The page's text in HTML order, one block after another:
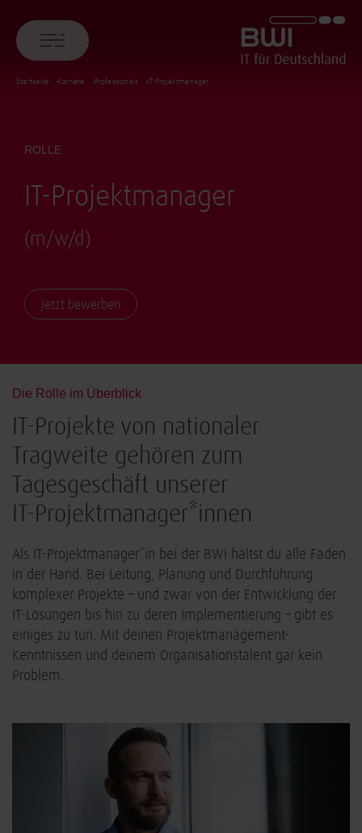
BWI GmbH
Startseite Karriere Professionals IT-Projektmanager
ROLLE
IT-Projektmanager
(m/w/d)
Jetzt bewerben
Die Rolle im Überblick
IT-Projekte von nationaler
Tragweite gehören zum
Tagesgeschäft unserer
IT-Projektmanager*innen
Als IT-Projektmanager*in bei der BWI hältst du alle Fäden
in der Hand. Bei Leitung, Planung und Durchführung
komplexer Projekte – und zwar von der Entwicklung der
IT-Lösungen bis hin zu deren Implementierung – gibt es
einiges zu tun. Mit deinen Projektmanagement-
Kenntnissen und deinem Organisationstalent gar kein
Problem.